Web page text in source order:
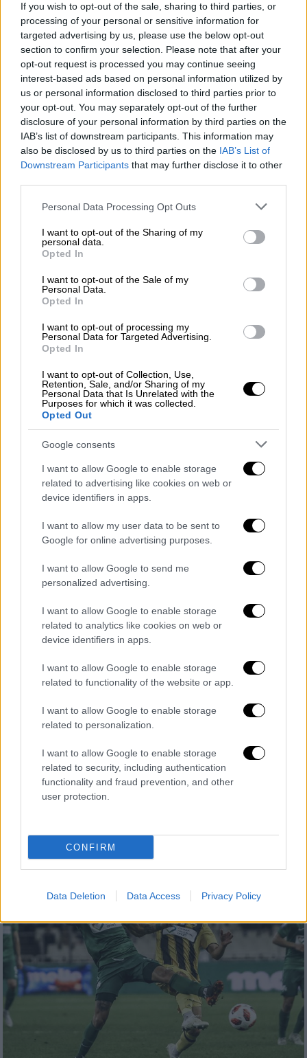
If you wish to opt-out of the sale, sharing to third parties, or
processing of your personal or sensitive information for
targeted advertising by us, please use the below opt-out
section to confirm your selection. Please note that after your
opt-out request is processed you may continue seeing
interest-based ads based on personal information utilized by
us or personal information disclosed to third parties prior to
your opt-out. You may separately opt-out of the further
disclosure of your personal information by third parties on the
IAB’s list of downstream participants. This information may
also be disclosed by us to third parties on the IAB’s List of
Downstream Participants that may further disclose it to other
Please note that this website/app uses one or more Google
not limited to your visit or usage behaviour. You may click to
grant or deny consent to Google and its third-party tags to
use your data for below specified purposes in below Google
consent section.
Personal Data Processing Opt Outs
I want to opt-out of the Sharing of my
personal data.
Opted In
I want to opt-out of the Sale of my
Personal Data.
Opted In
I want to opt-out of processing my
Personal Data for Targeted Advertising.
Opted In
I want to opt-out of Collection, Use,
Retention, Sale, and/or Sharing of my
Personal Data that Is Unrelated with the
Purposes for which it was collected.
Opted Out
Google consents
I want to allow Google to enable storage
related to advertising like cookies on web or
device identifiers in apps.
I want to allow my user data to be sent to
Google for online advertising purposes.
I want to allow Google to send me
personalized advertising.
I want to allow Google to enable storage
related to analytics like cookies on web or
device identifiers in apps.
I want to allow Google to enable storage
related to functionality of the website or app.
I want to allow Google to enable storage
related to personalization.
I want to allow Google to enable storage
related to security, including authentication
functionality and fraud prevention, and other
user protection.
CONFIRM
Data Deletion Data Access Privacy Policy
Αθλητισμός |23.02.2019 22:08
Παναθηναϊκός: «Πληγωμένος» για το
διπλό 5άδας στη Ν. Σμύρνη
Χωρίς τους τραυματίες Ινσούα, Κουλιμπαλί
και τον τιμωρημένο Γιόχανσον, αλλά με τον
Κουρμπέλη ετοιμοπόλεμο οι «πράσινοι» στο
καθοριστικό ματς της Κυριακής (24/2) με
τον Πανιώνιο
Αθλητισμός|16.02.2019 23:36
Η πίστη και η «κάλυψη» του Δώνη σε όλη
την ομάδα
Η απόλυτα ρεαλιστική προσέγγιση του
τεχνικού του ΠΑΟ για το «τριφύλλι» του
σήμερα
Αθλητισμός|04.02.2019 19:23
Παναθηναϊκός: Ηρέμησε με Κουρμπέλη
ο Δώνης